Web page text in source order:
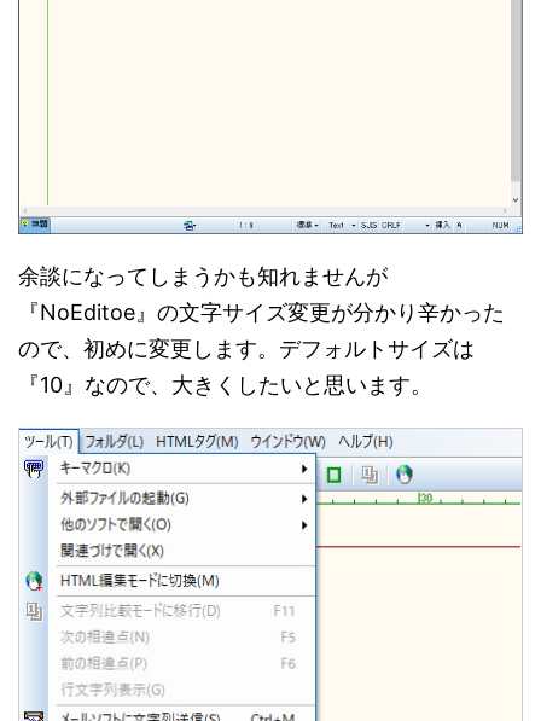
余談になってしまうかも知れませんが
『NoEditoe』の文字サイズ変更が分かり辛かった
ので、初めに変更します。デフォルトサイズは
『10』なので、大きくしたいと思います。